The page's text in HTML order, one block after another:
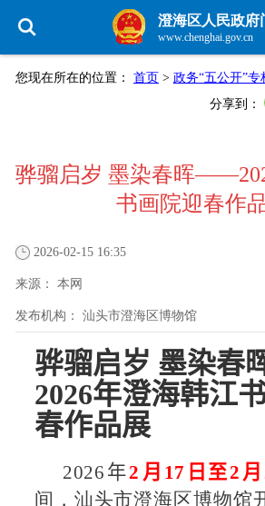
澄海区人民政府
www.chenghai.gov.cn
您现在所在的位置： 首页 > 政务“五公开”专
分享到：
骅骝启岁 墨染春晖
书画院迎春作
2026-02-15 16:35
来源： 本网
发布机构： 汕头市澄海区博物馆
骅骝启岁 墨染
2026年澄海韩江
春作品展
2026 年2 月 17 日至2 月
间，汕头市澄海区博物馆